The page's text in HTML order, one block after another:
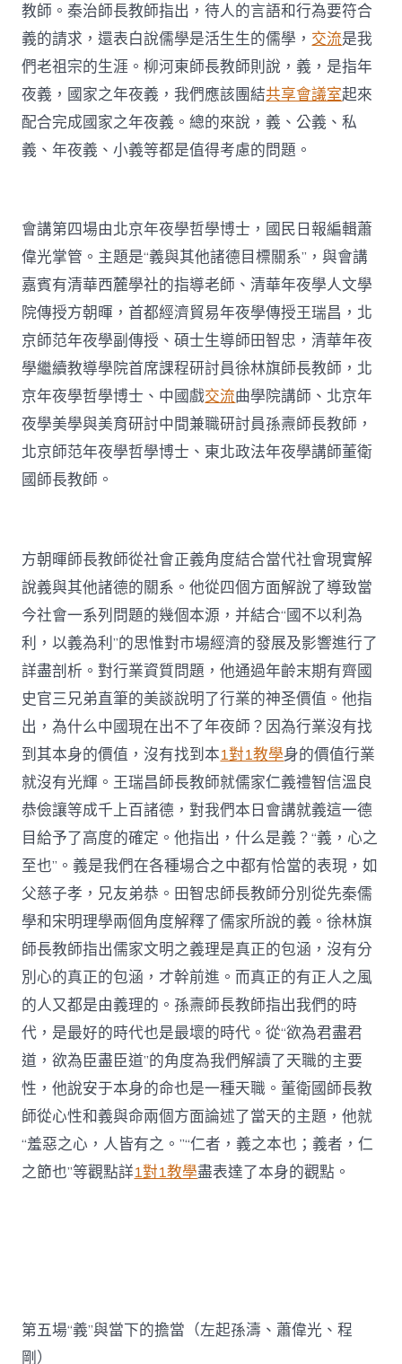
教師。秦治師長教師指出，待人的言語和行為要符合
義的請求，還表白說儒學是活生生的儒學， 交流是我
們老祖宗的生涯。柳河東師長教師則說，義，是指年
夜義，國家之年夜義，我們應該團結共享會議室起來
配合完成國家之年夜義。總的來說，義、公義、私
義、年夜義、小義等都是值得考慮的問題。
會講第四場由北京年夜學哲學博士，國民日報編輯蕭
偉光掌管。主題是“義與其他諸德目標關系”，與會講
嘉賓有清華西麓學社的指導老師、清華年夜學人文學
院傳授方朝暉，首都經濟貿易年夜學傳授王瑞昌，北
京師范年夜學副傳授、碩士生導師田智忠，清華年夜
學繼續教導學院首席課程研討員徐林旗師長教師，北
京年夜學哲學博士、中國戲交流曲學院講師、北京年
夜學美學與美育研討中間兼職研討員孫燾師長教師，
北京師范年夜學哲學博士、東北政法年夜學講師董衛
國師長教師。
方朝暉師長教師從社會正義角度結合當代社會現實解
說義與其他諸德的關系。他從四個方面解說了導致當
今社會一系列問題的幾個本源，并結合“國不以利為
利，以義為利”的思惟對市場經濟的發展及影響進行了
詳盡剖析。對行業資質問題，他通過年齡末期有齊國
史官三兄弟直筆的美談說明了行業的神圣價值。他指
出，為什么中國現在出不了年夜師？因為行業沒有找
到其本身的價值，沒有找到本1對1教學身的價值行業
就沒有光輝。王瑞昌師長教師就儒家仁義禮智信溫良
恭儉讓等成千上百諸德，對我們本日會講就義這一德
目給予了高度的確定。他指出，什么是義？“義，心之
至也”。義是我們在各種場合之中都有恰當的表現，如
父慈子孝，兄友弟恭。田智忠師長教師分別從先秦儒
學和宋明理學兩個角度解釋了儒家所說的義。徐林旗
師長教師指出儒家文明之義理是真正的包涵，沒有分
別心的真正的包涵，才幹前進。而真正的有正人之風
的人又都是由義理的。孫燾師長教師指出我們的時
代，是最好的時代也是最壞的時代。從“欲為君盡君
道，欲為臣盡臣道”的角度為我們解讀了天職的主要
性，他說安于本身的命也是一種天職。董衛國師長教
師從心性和義與命兩個方面論述了當天的主題，他就
“羞惡之心，人皆有之。”“仁者，義之本也；義者，仁
之節也”等觀點詳1對1教學盡表達了本身的觀點。
第五場“義”與當下的擔當（左起孫濤、蕭偉光、程
剛）